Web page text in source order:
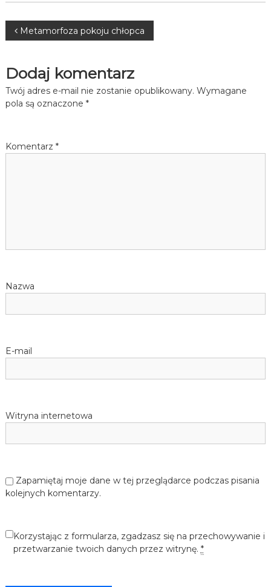
Nawigacja
Metamorfoza pokoju chłopca
Dodaj komentarz
Twój adres e-mail nie zostanie opublikowany. Wymagane
pola są oznaczone *
Komentarz *
Nazwa
E-mail
Witryna internetowa
Zapamiętaj moje dane w tej przeglądarce podczas pisania
kolejnych komentarzy.
Korzystając z formularza, zgadzasz się na przechowywanie i
przetwarzanie twoich danych przez witrynę. *